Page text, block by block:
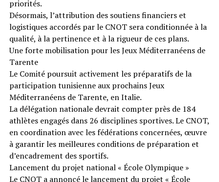
priorités.
Désormais, l’attribution des soutiens financiers et
logistiques accordés par le CNOT sera conditionnée à la
qualité, à la pertinence et à la rigueur de ces plans.
Une forte mobilisation pour les Jeux Méditerranéens de
Tarente
Le Comité poursuit activement les préparatifs de la
participation tunisienne aux prochains Jeux
Méditerranéens de Tarente, en Italie.
La délégation nationale devrait compter près de 184
athlètes engagés dans 26 disciplines sportives. Le CNOT,
en coordination avec les fédérations concernées, œuvre
à garantir les meilleures conditions de préparation et
d’encadrement des sportifs.
Lancement du projet national « École Olympique »
Le CNOT a annoncé le lancement du projet « École